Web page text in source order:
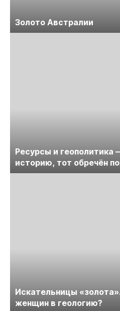
Золото Австралии
Ресурсы и геополитика
историю, тот обречён
Искательницы
женщин в геологию?